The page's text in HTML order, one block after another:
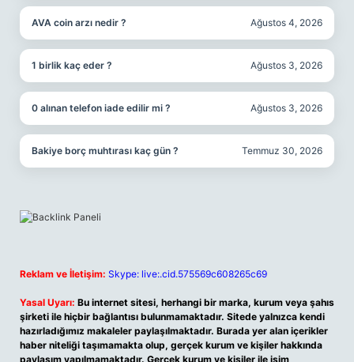
AVA coin arzı nedir ? Ağustos 4, 2026
1 birlik kaç eder ? Ağustos 3, 2026
0 alınan telefon iade edilir mi ? Ağustos 3, 2026
Bakiye borç muhtırası kaç gün ? Temmuz 30, 2026
Reklam ve İletişim: Skype: live:.cid.575569c608265c69
Yasal Uyarı: Bu internet sitesi, herhangi bir marka, kurum veya şahıs
şirketi ile hiçbir bağlantısı bulunmamaktadır. Sitede yalnızca kendi
hazırladığımız makaleler paylaşılmaktadır. Burada yer alan içerikler
haber niteliği taşımamakta olup, gerçek kurum ve kişiler hakkında
paylaşım yapılmamaktadır. Gerçek kurum ve kişiler ile isim